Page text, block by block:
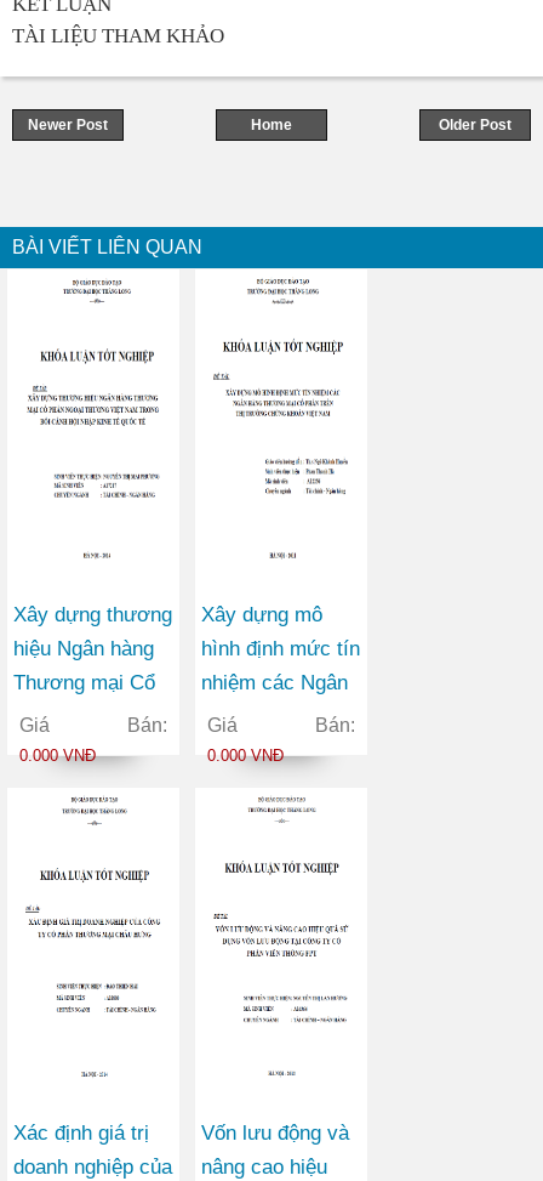
TÀI LIỆU THAM KHẢO
Newer Post Older Post
Home
BÀI VIẾT LIÊN QUAN
Xây dựng thương
hiệu Ngân hàng
Thương mại Cổ
phần Ngoại
thương Việt Nam
hội nhập kinh tế
Giá Bán:
0.000 VNĐ
Xây dựng mô
hình định mức tín
nhiệm các Ngân
hàng Thương mại
Cổ phần trên thị
khoán Việt Nam
Giá Bán:
0.000 VNĐ
Xác định giá trị
doanh nghiệp của
Vốn lưu động và
nâng cao hiệu